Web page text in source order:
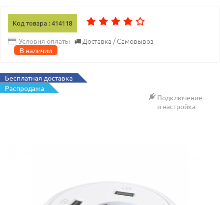
Код товара : 414118
Условия оплаты Доставка / Самовывоз
В наличии
Бесплатная доставка
Распродажа
Подключение
и настройка